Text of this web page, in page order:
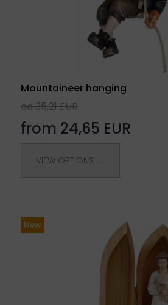
Mountaineer hanging
od 35,21 EUR
from 24,65 EUR
VIEW OPTIONS →
New